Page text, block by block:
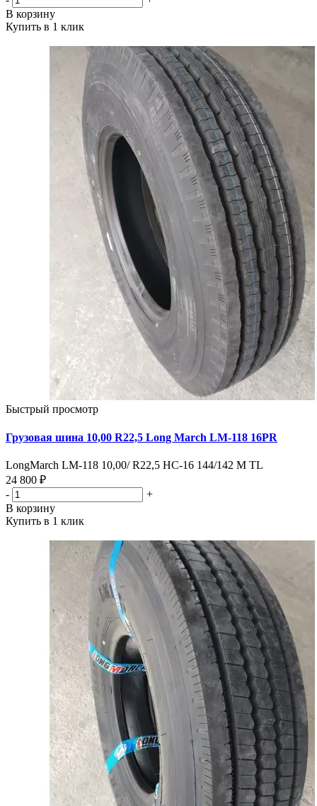
В корзину
Купить в 1 клик
Быстрый просмотр
Грузовая шина 10,00 R22,5 Long March LM-118 16PR
LongMarch LM-118 10,00/ R22,5 HC-16 144/142 M TL
24 800 ₽
-
+
В корзину
Купить в 1 клик